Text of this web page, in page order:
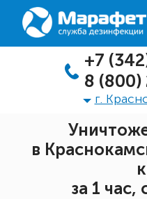
+7
8
г.
в
за 1 час,